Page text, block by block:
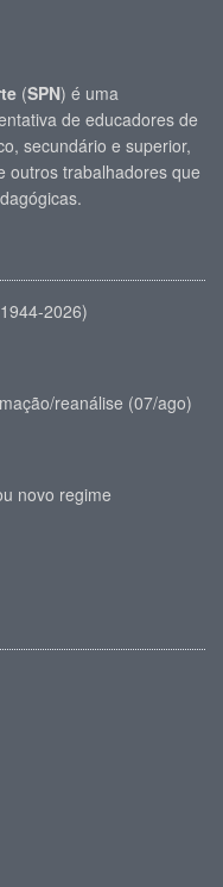
(SPN) é uma
de educadores de
secundário e superior,
outros trabalhadores que
2026)
reanálise (07/ago)
novo regime